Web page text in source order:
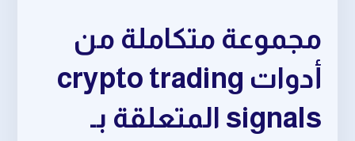
مجموعة متكاملة من
أدوات crypto trading
signals المتعلقة بـ